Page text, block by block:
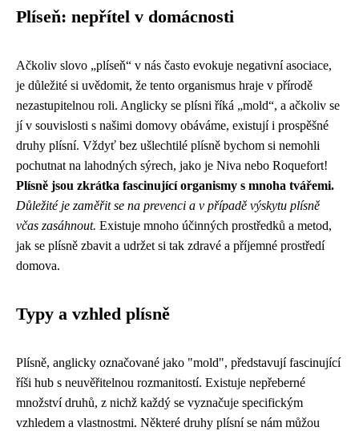
Plíseň: nepřítel v domácnosti
Ačkoliv slovo „plíseň“ v nás často evokuje negativní asociace,
je důležité si uvědomit, že tento organismus hraje v přírodě
nezastupitelnou roli. Anglicky se plísni říká „mold“, a ačkoliv se
jí v souvislosti s našimi domovy obáváme, existují i prospěšné
druhy plísní. Vždyť bez ušlechtilé plísně bychom si nemohli
pochutnat na lahodných sýrech, jako je Niva nebo Roquefort!
Plísně jsou zkrátka fascinující organismy s mnoha tvářemi.
Důležité je zaměřit se na prevenci a v případě výskytu plísně
včas zasáhnout. Existuje mnoho účinných prostředků a metod,
jak se plísně zbavit a udržet si tak zdravé a příjemné prostředí
domova.
Typy a vzhled plísně
Plísně, anglicky označované jako "mold", představují fascinující
říši hub s neuvěřitelnou rozmanitostí. Existuje nepřeberné
množství druhů, z nichž každý se vyznačuje specifickým
vzhledem a vlastnostmi. Některé druhy plísní se nám můžou